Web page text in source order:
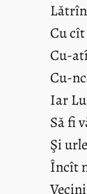
Cu
Cu-
Cu-
Iar
Să fi
Şi
Încît